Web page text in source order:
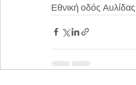
Εθνική οδός